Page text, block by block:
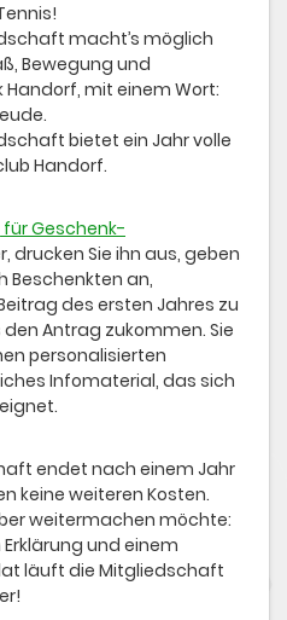
macht’s möglich
Bewegung und
Handorf, mit einem Wort:
bietet ein Jahr volle
Handorf.
Geschenk-
drucken Sie ihn aus, geben
Beschenkten an,
des ersten Jahres zu
Antrag zukommen. Sie
personalisierten
Infomaterial, das sich
endet nach einem Jahr
keine weiteren Kosten.
weitermachen möchte:
und einem
läuft die Mitgliedschaft